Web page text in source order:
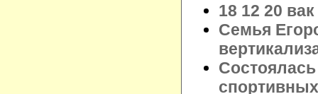
18 12 20 вак
Семья